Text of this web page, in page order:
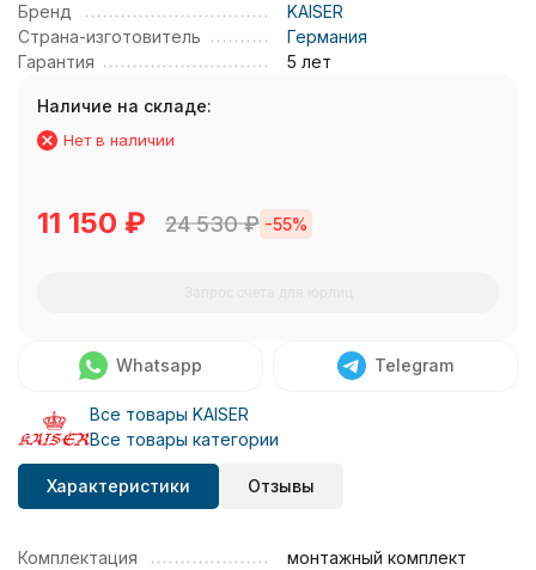
Бренд
KAISER
Страна-изготовитель
Германия
Гарантия
5 лет
Наличие на складе:
Нет в наличии
11 150 ₽ 24 530₽ -55%
Whatsapp Telegram
Все товары KAISER
Все товары категории
Характеристики Отзывы
Комплектация
монтажный комплект